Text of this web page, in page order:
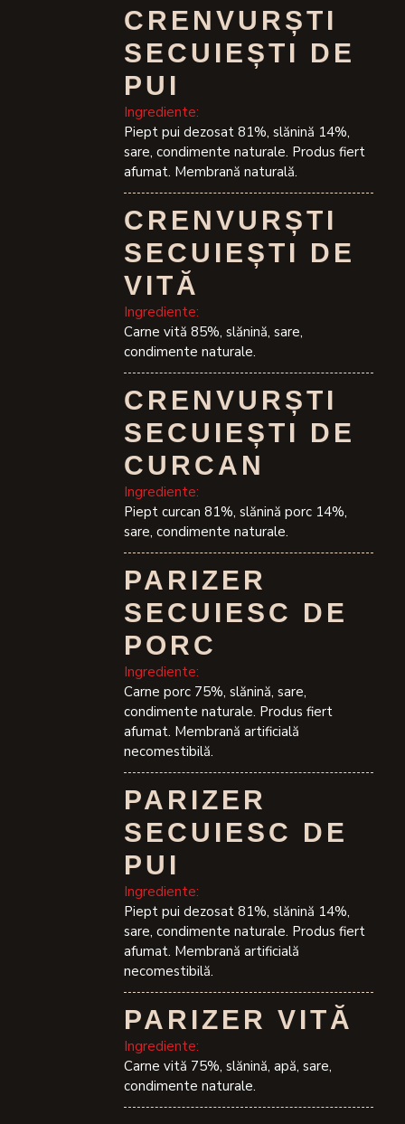
CRENVURȘTI
SECUIEȘTI DE
PUI
Ingrediente:
Piept pui dezosat 81%, slănină 14%,
sare, condimente naturale. Produs fiert
afumat. Membrană naturală.
CRENVURȘTI
SECUIEȘTI DE
VITĂ
Ingrediente:
Carne vită 85%, slănină, sare,
condimente naturale.
CRENVURȘTI
SECUIEȘTI DE
CURCAN
Ingrediente:
Piept curcan 81%, slănină porc 14%,
sare, condimente naturale.
PARIZER
SECUIESC DE
PORC
Ingrediente:
Carne porc 75%, slănină, sare,
condimente naturale. Produs fiert
afumat. Membrană artificială
necomestibilă.
PARIZER
SECUIESC DE
PUI
Ingrediente:
Piept pui dezosat 81%, slănină 14%,
sare, condimente naturale. Produs fiert
afumat. Membrană artificială
necomestibilă.
PARIZER VITĂ
Ingrediente:
Carne vită 75%, slănină, apă, sare,
condimente naturale.